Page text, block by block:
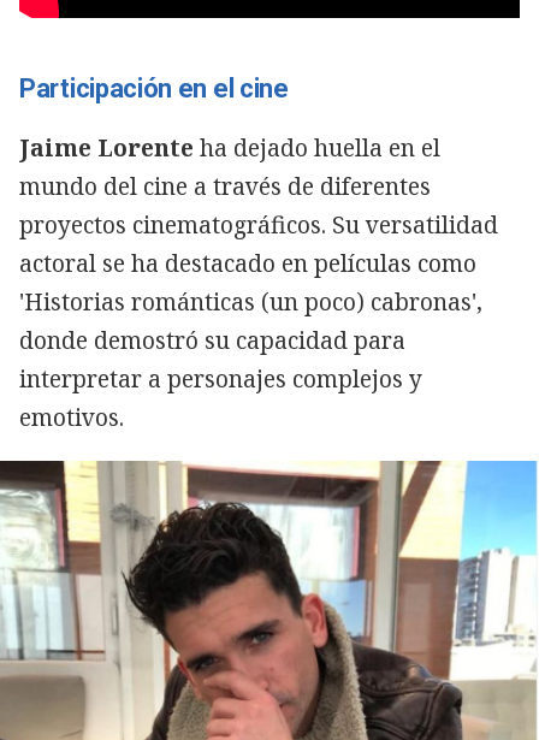
Participación en el cine
Jaime Lorente ha dejado huella en el
mundo del cine a través de diferentes
proyectos cinematográficos. Su versatilidad
actoral se ha destacado en películas como
'Historias románticas (un poco) cabronas',
donde demostró su capacidad para
interpretar a personajes complejos y
emotivos.